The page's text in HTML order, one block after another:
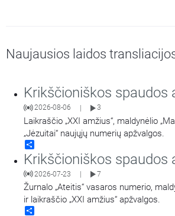
Naujausios laidos
Krikščioniškos spaudos
2026-08-06 3
Laikraščio „XXI amžius“, maldynėlio
„Jėzuitai“ naujųjų numerių apžvalgos.
Krikščioniškos spaudos
2026-07-23 7
Žurnalo „Ateitis“ vasaros numerio,
ir laikraščio „XXI amžius“ apžvalgos.